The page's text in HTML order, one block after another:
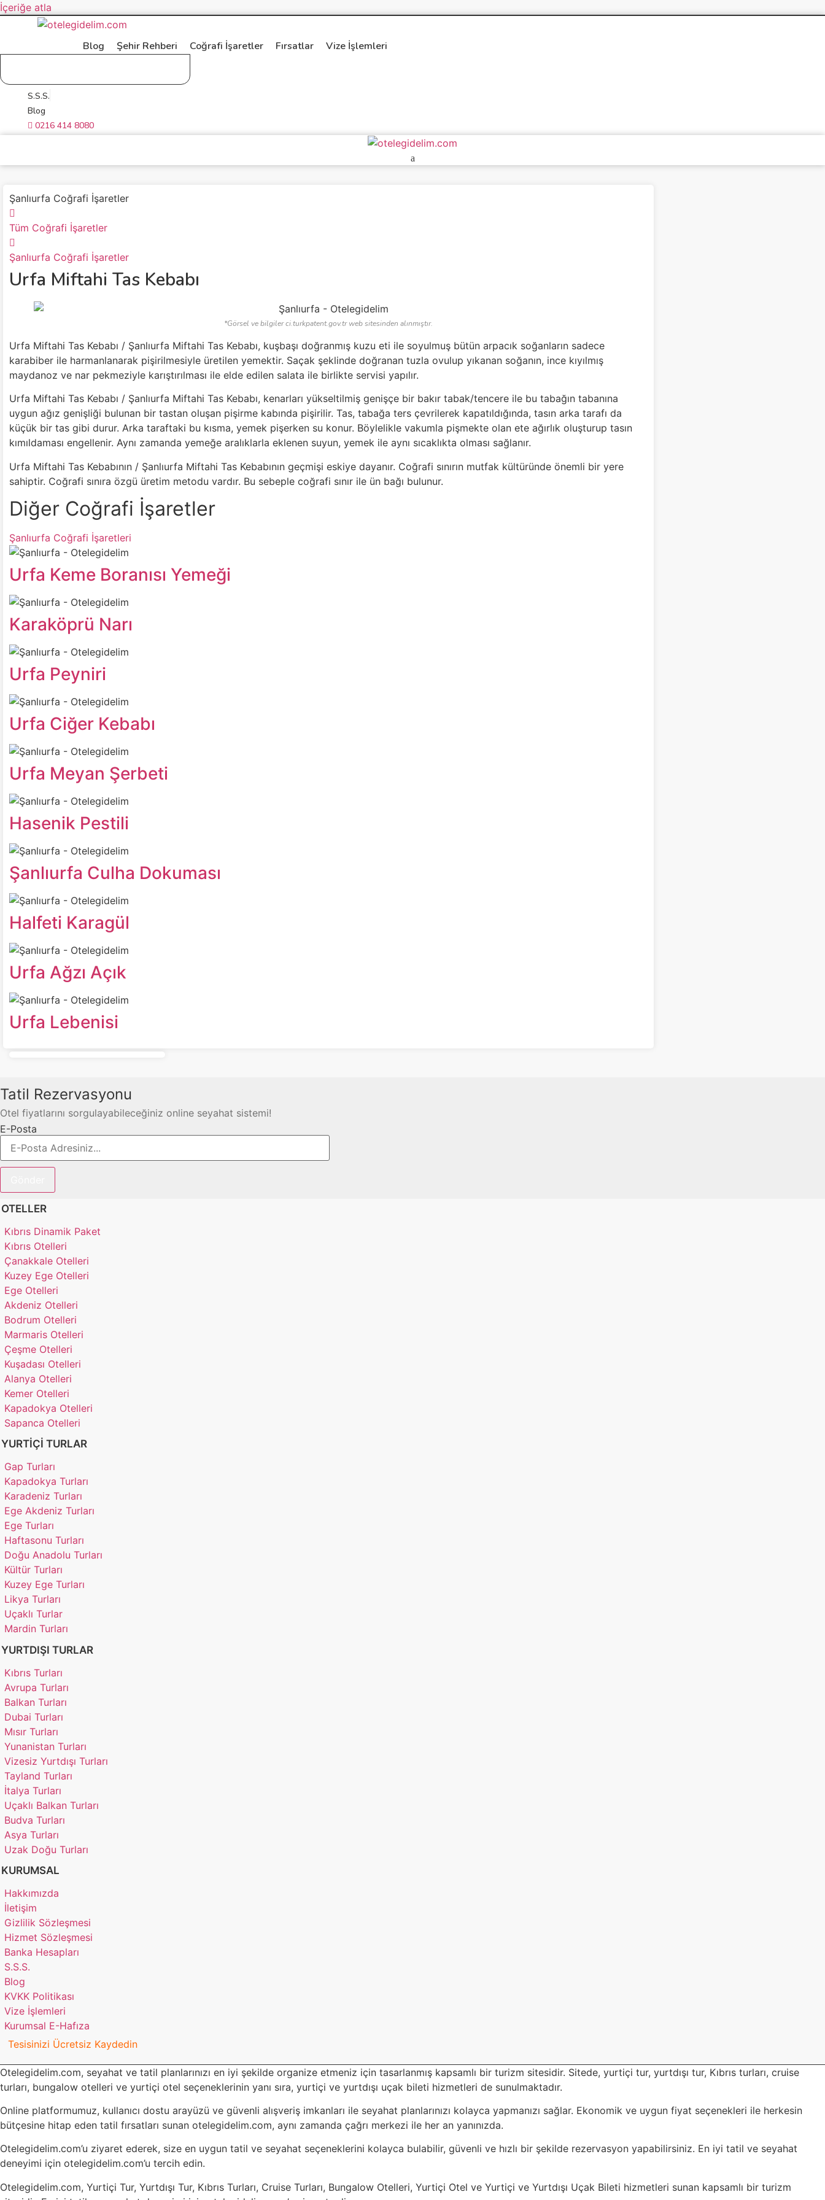
İçeriğe atla
Blog Şehir Rehberi Coğrafi İşaretler Fırsatlar Vize İşlemleri
S.S.S.
Blog
0216 414 8080
Şanlıurfa Coğrafi İşaretler
Tüm Coğrafi İşaretler
Şanlıurfa Coğrafi İşaretler
Urfa Miftahi Tas Kebabı
*Görsel ve bilgiler ci.turkpatent.gov.tr web sitesinden alınmıştır.
Urfa Miftahi Tas Kebabı / Şanlıurfa Miftahi Tas Kebabı, kuşbaşı doğranmış kuzu eti ile soyulmuş bütün arpacık soğanların sadece
karabiber ile harmanlanarak pişirilmesiyle üretilen yemektir. Saçak şeklinde doğranan tuzla ovulup yıkanan soğanın, ince kıyılmış
maydanoz ve nar pekmeziyle karıştırılması ile elde edilen salata ile birlikte servisi yapılır.
Urfa Miftahi Tas Kebabı / Şanlıurfa Miftahi Tas Kebabı, kenarları yükseltilmiş genişçe bir bakır tabak/tencere ile bu tabağın tabanına
uygun ağız genişliği bulunan bir tastan oluşan pişirme kabında pişirilir. Tas, tabağa ters çevrilerek kapatıldığında, tasın arka tarafı da
küçük bir tas gibi durur. Arka taraftaki bu kısma, yemek pişerken su konur. Böylelikle vakumla pişmekte olan ete ağırlık oluşturup tasın
kımıldaması engellenir. Aynı zamanda yemeğe aralıklarla eklenen suyun, yemek ile aynı sıcaklıkta olması sağlanır.
Urfa Miftahi Tas Kebabının / Şanlıurfa Miftahi Tas Kebabının geçmişi eskiye dayanır. Coğrafi sınırın mutfak kültüründe önemli bir yere
sahiptir. Coğrafi sınıra özgü üretim metodu vardır. Bu sebeple coğrafi sınır ile ün bağı bulunur.
Diğer Coğrafi İşaretler
Şanlıurfa Coğrafi İşaretleri
Urfa Keme Boranısı Yemeği
Karaköprü Narı
Urfa Peyniri
Urfa Ciğer Kebabı
Urfa Meyan Şerbeti
Hasenik Pestili
Şanlıurfa Culha Dokuması
Halfeti Karagül
Urfa Ağzı Açık
Urfa Lebenisi
Tatil Rezervasyonu
Otel fiyatlarını sorgulayabileceğiniz online seyahat sistemi!
E-Posta
OTELLER
Kıbrıs Dinamik Paket
Kıbrıs Otelleri
Çanakkale Otelleri
Kuzey Ege Otelleri
Ege Otelleri
Akdeniz Otelleri
Bodrum Otelleri
Marmaris Otelleri
Çeşme Otelleri
Kuşadası Otelleri
Alanya Otelleri
Kemer Otelleri
Kapadokya Otelleri
Sapanca Otelleri
YURTIÇI TURLAR
Gap Turları
Kapadokya Turları
Karadeniz Turları
Ege Akdeniz Turları
Ege Turları
Haftasonu Turları
Doğu Anadolu Turları
Kültür Turları
Kuzey Ege Turları
Likya Turları
Uçaklı Turlar
Mardin Turları
YURTDIŞI TURLAR
Kıbrıs Turları
Avrupa Turları
Balkan Turları
Dubai Turları
Mısır Turları
Yunanistan Turları
Vizesiz Yurtdışı Turları
Tayland Turları
İtalya Turları
Uçaklı Balkan Turları
Budva Turları
Asya Turları
Uzak Doğu Turları
KURUMSAL
Hakkımızda
İletişim
Gizlilik Sözleşmesi
Hizmet Sözleşmesi
Banka Hesapları
S.S.S.
Blog
KVKK Politikası
Vize İşlemleri
Kurumsal E-Hafıza
Tesisinizi Ücretsiz Kaydedin
Otelegidelim.com, seyahat ve tatil planlarınızı en iyi şekilde organize etmeniz için tasarlanmış kapsamlı bir turizm sitesidir. Sitede, yurtiçi tur, yurtdışı tur, Kıbrıs turları, cruise
turları, bungalow otelleri ve yurtiçi otel seçeneklerinin yanı sıra, yurtiçi ve yurtdışı uçak bileti hizmetleri de sunulmaktadır.
Online platformumuz, kullanıcı dostu arayüzü ve güvenli alışveriş imkanları ile seyahat planlarınızı kolayca yapmanızı sağlar. Ekonomik ve uygun fiyat seçenekleri ile herkesin
bütçesine hitap eden tatil fırsatları sunan otelegidelim.com, aynı zamanda çağrı merkezi ile her an yanınızda.
Otelegidelim.com’u ziyaret ederek, size en uygun tatil ve seyahat seçeneklerini kolayca bulabilir, güvenli ve hızlı bir şekilde rezervasyon yapabilirsiniz. En iyi tatil ve seyahat
deneyimi için otelegidelim.com’u tercih edin.
Otelegidelim.com, Yurtiçi Tur, Yurtdışı Tur, Kıbrıs Turları, Cruise Turları, Bungalow Otelleri, Yurtiçi Otel ve Yurtiçi ve Yurtdışı Uçak Bileti hizmetleri sunan kapsamlı bir turizm